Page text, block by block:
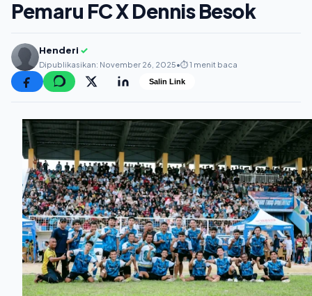
Pemaru FC X Dennis Besok
Henderi ✓
Dipublikasikan: November 26, 2025•⏱️ 1 menit baca
Salin Link